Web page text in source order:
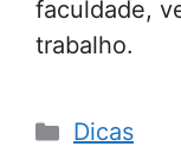
faculdade,
trabalho.
Categorias
Dicas